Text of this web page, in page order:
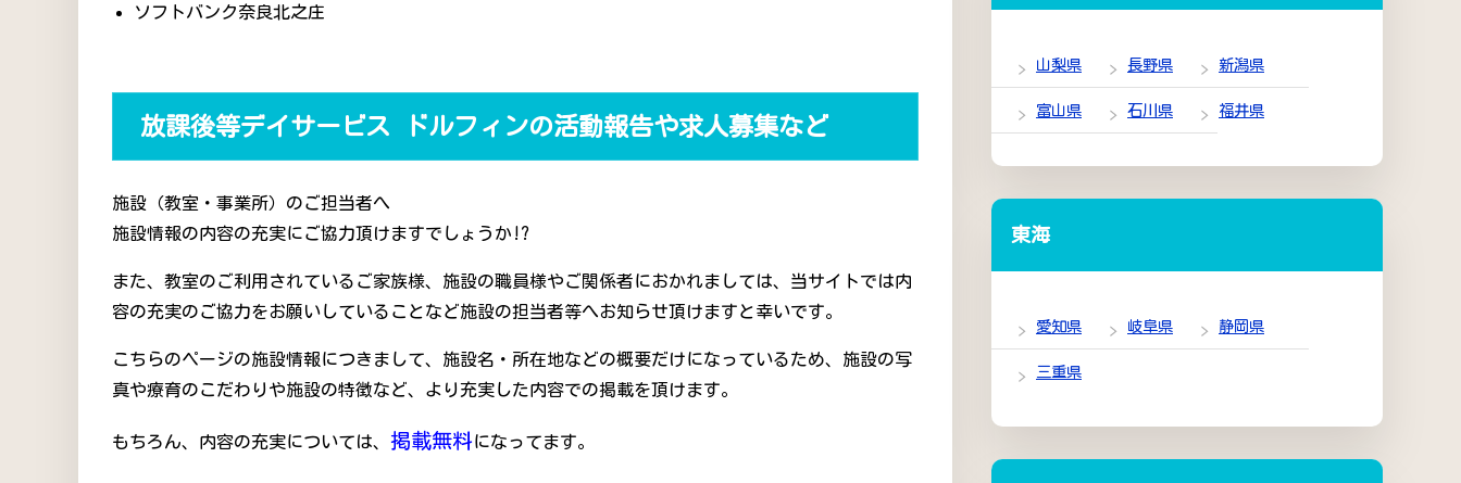
ソフトバンク奈良北之庄
放課後等デイサービス ドルフィンの活動報告や求人募集など
施設（教室・事業所）のご担当者へ
施設情報の内容の充実にご協力頂けますでしょうか!?
また、教室のご利用されているご家族様、施設の職員様やご関係者におかれましては、当サイトでは内
容の充実のご協力をお願いしていることなど施設の担当者等へお知らせ頂けますと幸いです。
こちらのページの施設情報につきまして、施設名・所在地などの概要だけになっているため、施設の写
真や療育のこだわりや施設の特徴など、より充実した内容での掲載を頂けます。
もちろん、内容の充実については、 掲載無料になってます。
山梨県 長野県 新潟県
富山県 石川県 福井県
東海
愛知県 岐阜県 静岡県
三重県